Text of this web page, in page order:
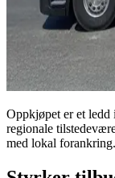
Oppkjøpet er et ledd
regionale
med lokal forankring.